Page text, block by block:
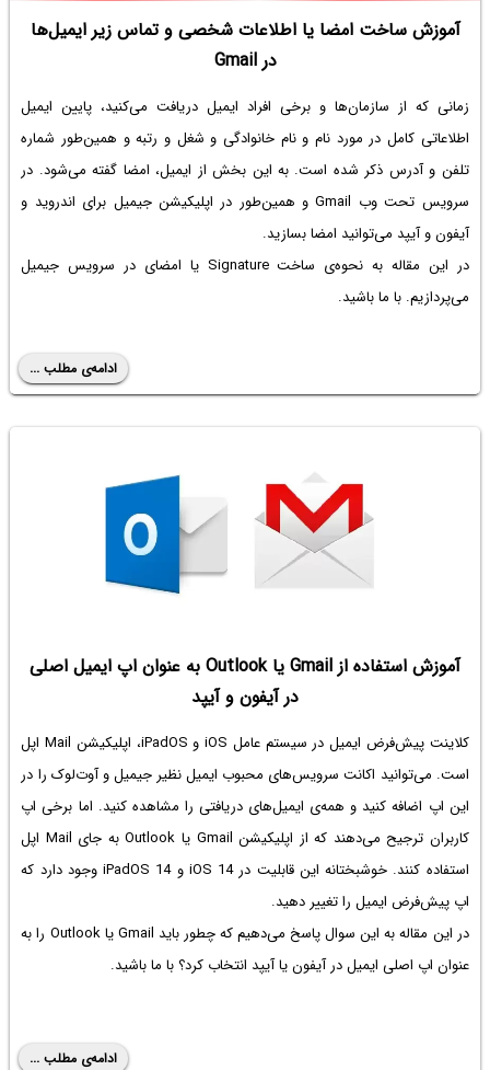
آموزش ساخت امضا یا اطلاعات شخصی و تماس زیر ایمیل‌ها
در Gmail
زمانی که از سازمان‌ها و برخی افراد ایمیل دریافت می‌کنید، پایین ایمیل
اطلاعاتی کامل در مورد نام و نام خانوادگی و شغل و رتبه و همین‌طور شماره
تلفن و آدرس ذکر شده است. به این بخش از ایمیل، امضا گفته می‌شود. در
سرویس تحت وب Gmail و همین‌طور در اپلیکیشن جیمیل برای اندروید و
آیفون و آیپد می‌توانید امضا بسازید.
در این مقاله به نحوه‌ی ساخت Signature یا امضای در سرویس جیمیل
می‌پردازیم. با ما باشید.
ادامه‌ی مطلب ...
آموزش استفاده از Gmail یا Out­look به عنوان اپ ایمیل اصلی
در آیفون و آیپد
کلاینت پیش‌فرض ایمیل در سیستم عامل iOS و iPadOS، اپلیکیشن Mail اپل
است. می‌توانید اکانت سرویس‌های محبوب ایمیل نظیر جیمیل و آوت‌لوک را در
این اپ اضافه کنید و همه‌ی ایمیل‌های دریافتی را مشاهده کنید. اما برخی اپ
کاربران ترجیح می‌دهند که از اپلیکیشن Gmail یا Outlook به جای Mail اپل
استفاده کنند. خوشبختانه این قابلیت در iOS 14 و iPadOS 14 وجود دارد که
اپ پیش‌فرض ایمیل را تغییر دهید.
در این مقاله به این سوال پاسخ می‌دهیم که چطور باید Gmail یا Outlook را به
عنوان اپ اصلی ایمیل در آیفون یا آیپد انتخاب کرد؟ با ما باشید.
ادامه‌ی مطلب ...